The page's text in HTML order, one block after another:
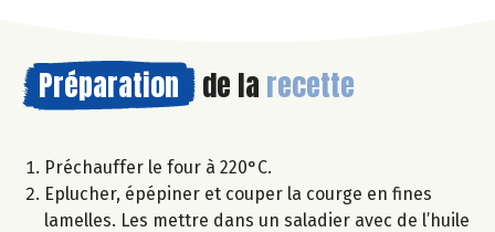
Préparation de la recette
Préchauffer le four à 220°C.
Eplucher, épépiner et couper la courge en fines
lamelles. Les mettre dans un saladier avec de l’huile